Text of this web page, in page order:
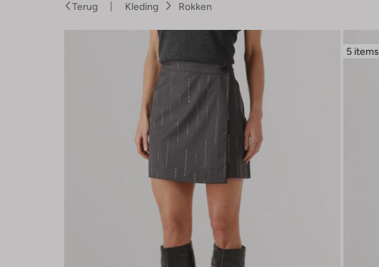
Terug Kleding Rokken
5 items